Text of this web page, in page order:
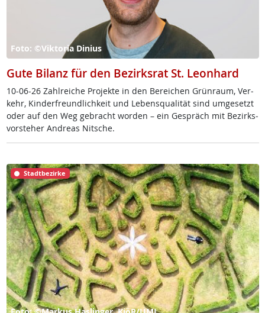
Foto: ©Viktoria Dinius
Gute Bilanz für den Bezirksrat St. Leonhard
10-06-26 Zahl­rei­che Pro­jek­te in den Be­rei­chen Grün­raum, Ver­
kehr, Kin­der­f­reund­lich­keit und Le­bens­qua­li­tät sind um­ge­setzt
oder auf den Weg ge­bracht wor­den – ein Ge­spräch mit Be­zirks­
vor­ste­her And­reas Nit­sche.
Stadtbezirke